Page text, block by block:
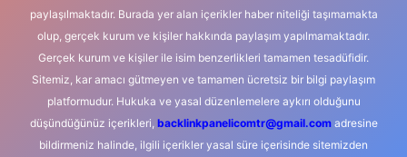
paylaşılmaktadır. Burada yer alan içerikler haber niteliği taşımamakta
olup, gerçek kurum ve kişiler hakkında paylaşım yapılmamaktadır.
Gerçek kurum ve kişiler ile isim benzerlikleri tamamen tesadüfidir.
Sitemiz, kar amacı gütmeyen ve tamamen ücretsiz bir bilgi paylaşım
platformudur. Hukuka ve yasal düzenlemelere aykırı olduğunu
düşündüğünüz içerikleri, backlinkpanelicomtr@gmail.comadresine
bildirmeniz halinde, ilgili içerikler yasal süre içerisinde sitemizden